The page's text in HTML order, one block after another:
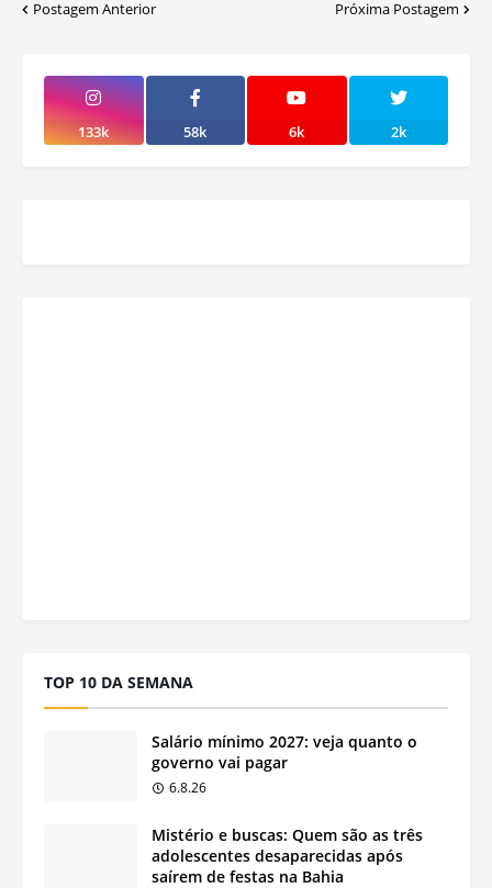
Postagem Anterior Próxima Postagem
133k 58k 6k 2k
TOP 10 DA SEMANA
Salário mínimo 2027: veja quanto o
governo vai pagar
6.8.26
Mistério e buscas: Quem são as três
adolescentes desaparecidas após
saírem de festas na Bahia